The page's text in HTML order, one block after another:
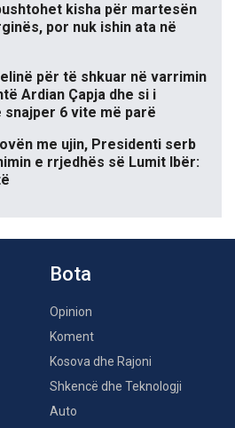
kisha për martesën
por nuk ishin ata në
për të shkuar në varrimin
Ardian Çapja dhe si i
6 vite më parë
me ujin, Presidenti serb
e rrjedhës së Lumit Ibër:
Bota
Opinion
Koment
Kosova dhe Rajoni
Shkencë dhe Teknologji
Auto